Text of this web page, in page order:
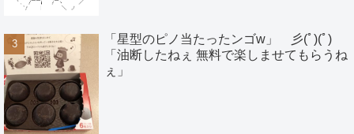
「星型のピノ当たったンゴw」 彡(ﾟ)(ﾟ)
「油断したねぇ 無料で楽しませてもらうね
ぇ」